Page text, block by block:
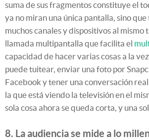
suma de sus fragmentos constituye el
ya no miran una única pantalla, sino
muchos canales y dispositivos al mismo
llamada multipantalla que facilita el
capacidad de hacer varias cosas a la
puede tuitear, enviar una foto por
Facebook y tener una conversación
la que está viendo la televisión en el
sola cosa ahora se queda corta, y una
8. La audiencia se mide a lo